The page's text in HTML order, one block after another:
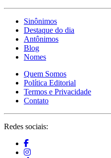
Sinônimos
Destaque do dia
Antônimos
Blog
Nomes
Quem Somos
Política Editorial
Termos e Privacidade
Contato
Redes sociais: